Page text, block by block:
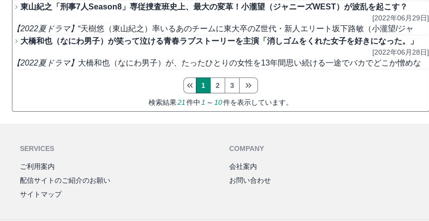
東山紀之「刑事7人Season8」専従捜査班史上、最大の変革！小瀧望（ジャニーズWEST）が波乱を起こす？
[2022年06月29日]
【2022夏ドラマ】 “天樹悠（東山紀之）率いるあのチームに東大卒のZ世代・新人エリート坂下路敏（小瀧望/ジャ
大橋和也（なにわ男子）が笑って泣ける青春ラブストーリーを主演「消しゴムをくれた女子を好きになった。」
[2022年06月28日]
【2022夏ドラマ】 大橋和也（なにわ男子）が、たったひとりの女性を13年間思い続ける一途でバカでどこか憎めな
検索結果21 件中 1 ～ 10件を表示しています。
1 2 3
SERVICES
ご利用案内
配信サイトのご紹介のお願い
サイトマップ
COMPANY
会社案内
お問い合わせ